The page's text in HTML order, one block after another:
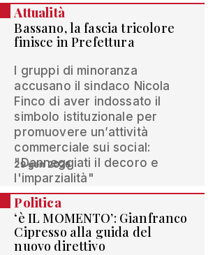
Attualità
Bassano, la fascia tricolore
finisce in Prefettura
I gruppi di minoranza
accusano il sindaco Nicola
Finco di aver indossato il
simbolo istituzionale per
promuovere un’attività
commerciale sui social:
"Danneggiati il decoro e
l'imparzialità"
29 gen 2026
Politica
‘è IL MOMENTO’: Gianfranco
Cipresso alla guida del
nuovo direttivo